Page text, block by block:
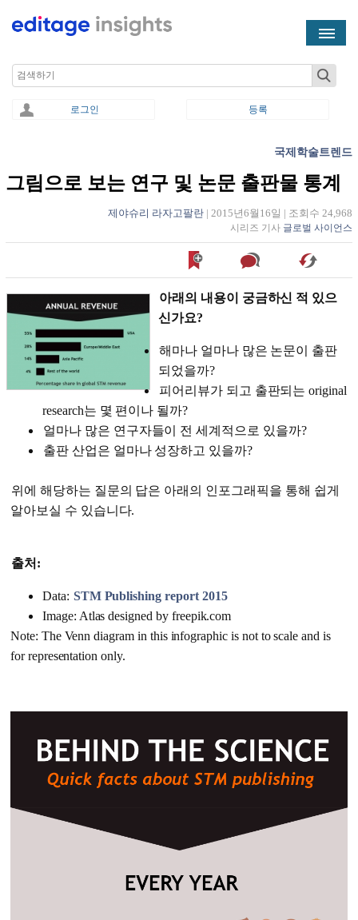
Search
로그인 등록
국제학술트렌드
그림으로 보는 연구 및 논문 출판물 통계
제야슈리 라자고팔란 | 2015년6월16일 | 조회수 24,968
시리즈 기사 글로벌 사이언스
아래의 내용이 궁금하신 적 있으
신가요?
해마나 얼마나 많은 논문이 출판
되었을까?
피어리뷰가 되고 출판되는 original
research는 몇 편이나 될까?
얼마나 많은 연구자들이 전 세계적으로 있을까?
출판 산업은 얼마나 성장하고 있을까?
위에 해당하는 질문의 답은 아래의 인포그래픽을 통해 쉽게
알아보실 수 있습니다.
출처:
Data: STM Publishing report 2015
Image: Atlas designed by freepik.com
Note: The Venn diagram in this infographic is not to scale and is
for representation only.